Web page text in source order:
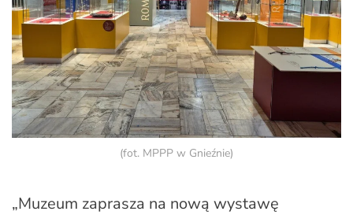
(fot. MPPP w Gnieźnie)
„Muzeum zaprasza na nową wystawę